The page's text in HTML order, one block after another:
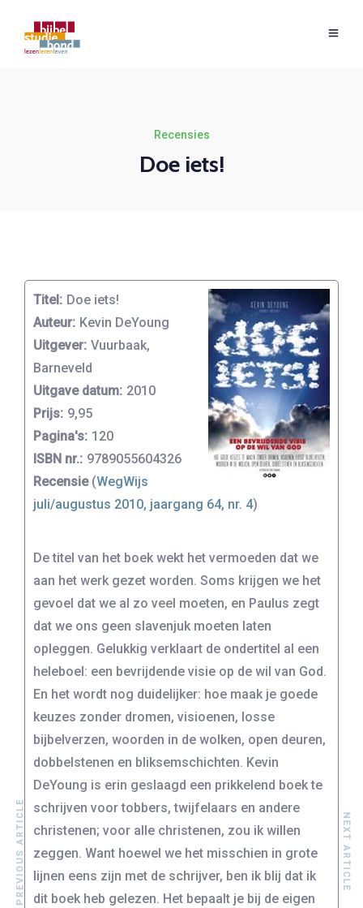
Recensies
Doe iets!
Titel: Doe iets!
Auteur: Kevin DeYoung
Uitgever: Vuurbaak,
Barneveld
Uitgave datum: 2010
Prijs: 9,95
Pagina's: 120
ISBN nr.: 9789055604326
Recensie(WegWijs
juli/augustus 2010, jaargang 64, nr. 4)
De titel van het boek wekt het vermoeden dat we
aan het werk gezet worden. Soms krijgen we het
gevoel dat we al zo veel moeten, en Paulus zegt
dat we ons geen slavenjuk moeten laten
opleggen. Gelukkig verklaart de ondertitel al een
heleboel: een bevrijdende visie op de wil van God.
En het wordt nog duidelijker: hoe maak je goede
keuzes zonder dromen, visioenen, losse
bijbelverzen, woorden in de wolken, open deuren,
dobbelstenen en bliksemschichten. Kevin
DeYoung is erin geslaagd een prikkelend boek te
schrijven voor tobbers, twijfelaars en andere
christenen; voor alle christenen, zou ik willen
zeggen. Want hoewel we het misschien in grote
lijnen eens zijn met de schrijver, ben ik blij dat ik
dit boek heb gelezen. Het bepaalt je bij de eigen
PREVIOUS ARTICLE NEXT ARTICLE